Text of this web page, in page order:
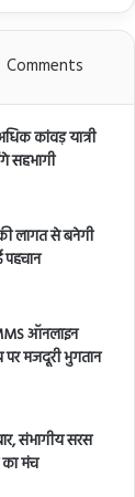
Comments
कांवड़ यात्री
सहभागी
लागत से बनेगी
ऑनलाइन
मजदूरी भुगतान
संभागीय सरस
का मंच